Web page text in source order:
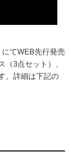
にてWEB先行発売
3点セット）、
。詳細は下記の